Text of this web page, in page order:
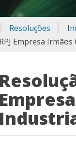
Resoluções
Empresa